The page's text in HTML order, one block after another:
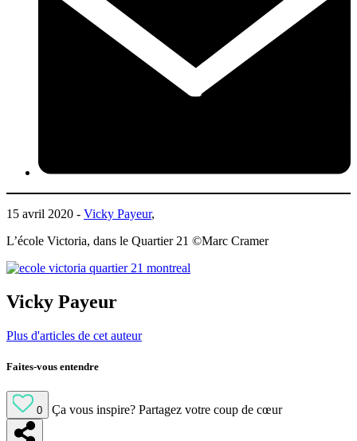
15 avril 2020 - Vicky Payeur,
L’école Victoria, dans le Quartier 21 ©Marc Cramer
Vicky Payeur
Plus d'articles de cet auteur
Faites-vous entendre
0 Ça vous inspire? Partagez votre coup de cœur